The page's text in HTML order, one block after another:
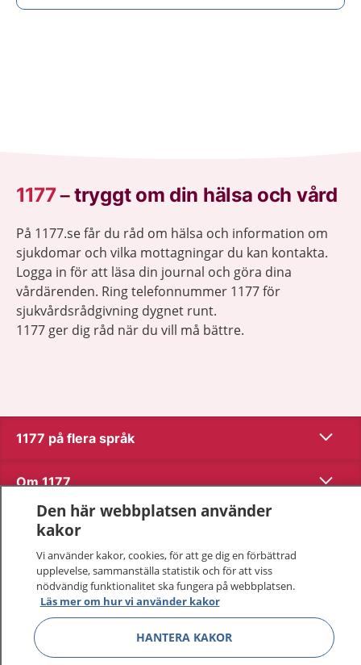
1177–tryggt om din hälsa och vård
På 1177.se får du råd om hälsa och information om
sjukdomar och vilka mottagningar du kan kontakta.
Logga in för att läsa din journal och göra dina
vårdärenden. Ring telefonnummer 1177 för
sjukvårdsrådgivning dygnet runt.
1177 ger dig råd när du vill må bättre.
1177 på flera språk Visa
Om 1177 Visa
Kontakt
Behandling av personuppgifter
Hantering av kakor
Den här webbplatsen använder
kakor
Vi använder kakor, cookies, för att ge dig en förbättrad
upplevelse, sammanställa statistik och för att viss
nödvändig funktionalitet ska fungera på webbplatsen.
Läs mer om hur vi använder kakor
HANTERA KAKOR